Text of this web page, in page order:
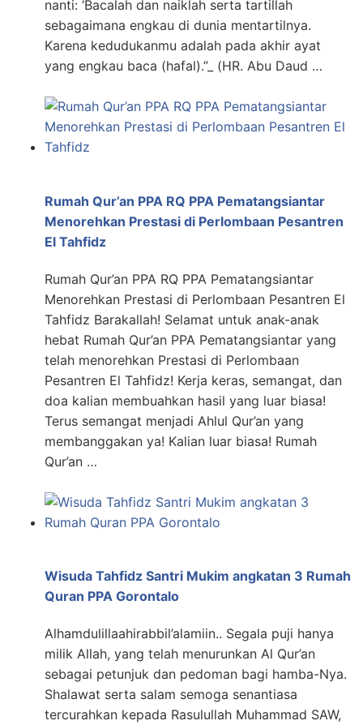
nanti: ‘Bacalah dan naiklah serta tartillah
sebagaimana engkau di dunia mentartilnya.
Karena kedudukanmu adalah pada akhir ayat
yang engkau baca (hafal).”_ (HR. Abu Daud …
Rumah Qur’an PPA RQ PPA Pematangsiantar
Menorehkan Prestasi di Perlombaan Pesantren
El Tahfidz
Rumah Qur’an PPA RQ PPA Pematangsiantar
Menorehkan Prestasi di Perlombaan Pesantren El
Tahfidz Barakallah! Selamat untuk anak-anak
hebat Rumah Qur’an PPA Pematangsiantar yang
telah menorehkan Prestasi di Perlombaan
Pesantren El Tahfidz! Kerja keras, semangat, dan
doa kalian membuahkan hasil yang luar biasa!
Terus semangat menjadi Ahlul Qur’an yang
membanggakan ya! Kalian luar biasa! Rumah
Qur’an …
Wisuda Tahfidz Santri Mukim angkatan 3 Rumah
Quran PPA Gorontalo
Alhamdulillaahirabbil’alamiin.. Segala puji hanya
milik Allah, yang telah menurunkan Al Qur’an
sebagai petunjuk dan pedoman bagi hamba-Nya.
Shalawat serta salam semoga senantiasa
tercurahkan kepada Rasulullah Muhammad SAW,